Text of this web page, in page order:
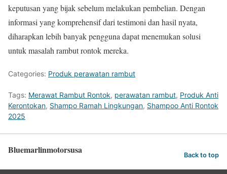
keputusan yang bijak sebelum melakukan pembelian. Dengan
informasi yang komprehensif dari testimoni dan hasil nyata,
diharapkan lebih banyak pengguna dapat menemukan solusi
untuk masalah rambut rontok mereka.
Categories: Produk perawatan rambut
Tags: Merawat Rambut Rontok, perawatan rambut, Produk Anti
Kerontokan, Shampo Ramah Lingkungan, Shampoo Anti Rontok
2025
Bluemarlinmotorsusa Back to top